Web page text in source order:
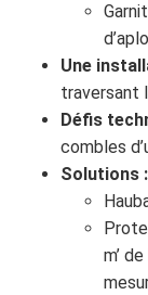
Une
traversant
Défis
combles
Solutions :
m’